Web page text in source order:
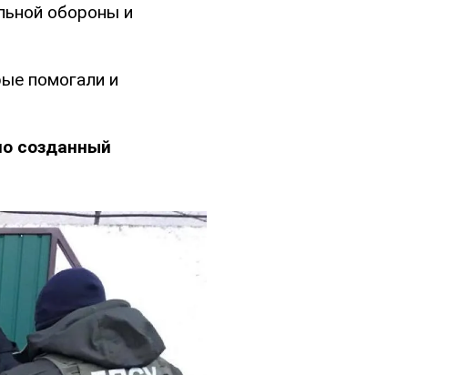
обороны и
помогали и
созданный